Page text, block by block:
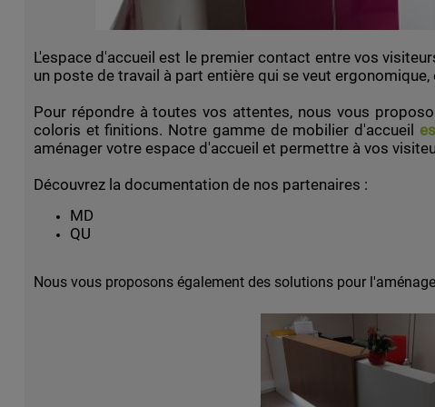
L'espace d'accueil est le premier contact entre vos
un poste de travail à part entière qui se veut
Pour répondre à toutes vos attentes, nous vous
coloris et finitions. Notre gamme de mobilier d'accueil
aménager votre espace d'accueil et permettre à vos
Découvrez la documentation de nos partenaires :
MD
QU
Nous vous proposons également des solutions pour